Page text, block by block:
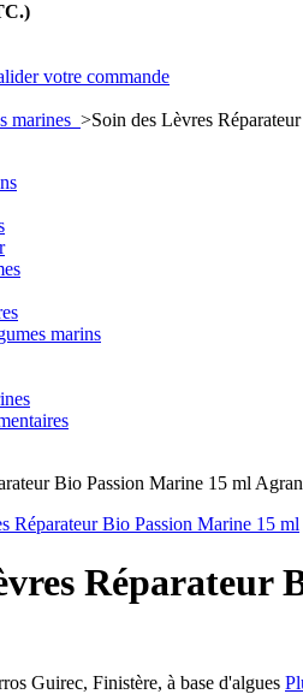
votre commande
marines >Soin des Lèvres
marins
Réparateur
Guirec, Finistère, à base d'algues